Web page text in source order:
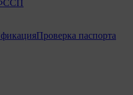
Проверка паспорта